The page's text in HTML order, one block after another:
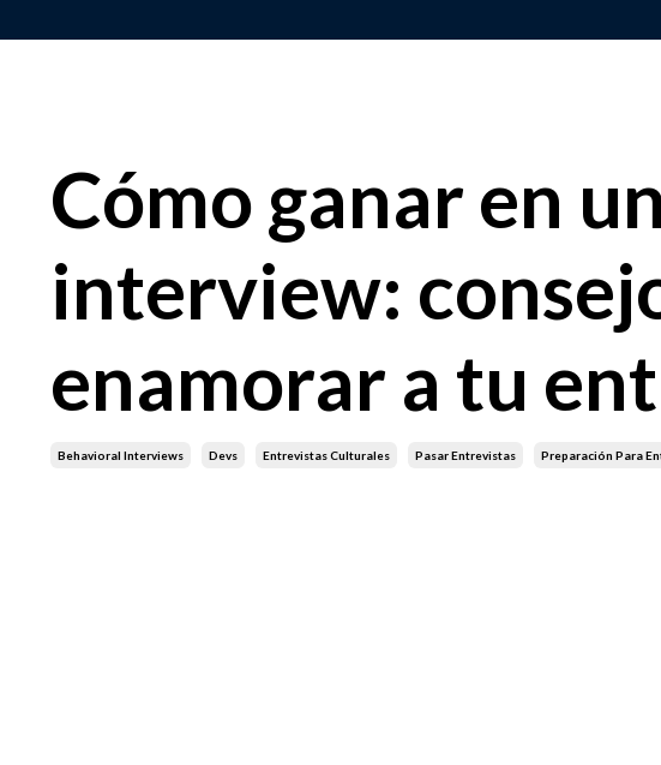
Cómo ganar en
interview:
enamorar a tu
Behavioral Interviews Devs Entrevistas Culturales Pasar Entrevistas Preparación Para